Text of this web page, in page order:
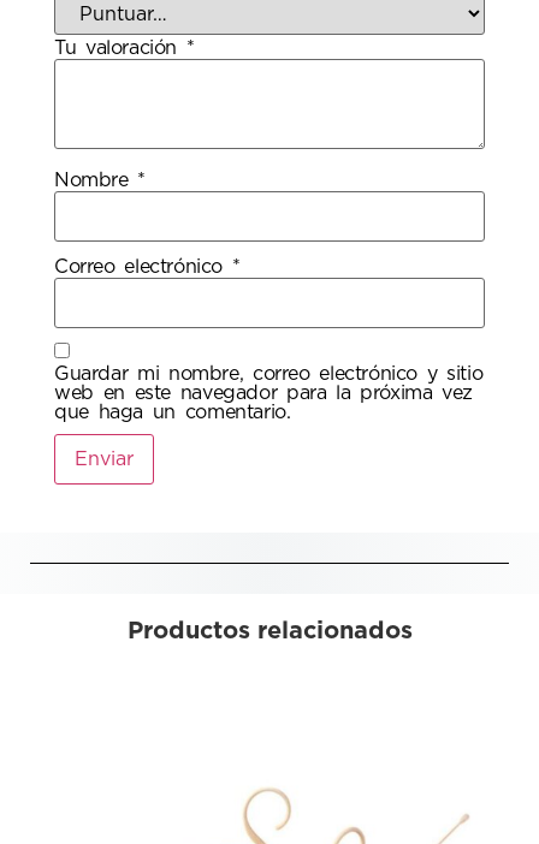
Tu valoración *
Nombre *
Correo electrónico *
Guardar mi nombre, correo electrónico y sitio
web en este navegador para la próxima vez
que haga un comentario.
Productos relacionados